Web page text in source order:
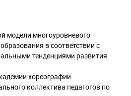
модели многоуровневого
в соответствии с
тенденциями развития
хореографии
коллектива педагогов по